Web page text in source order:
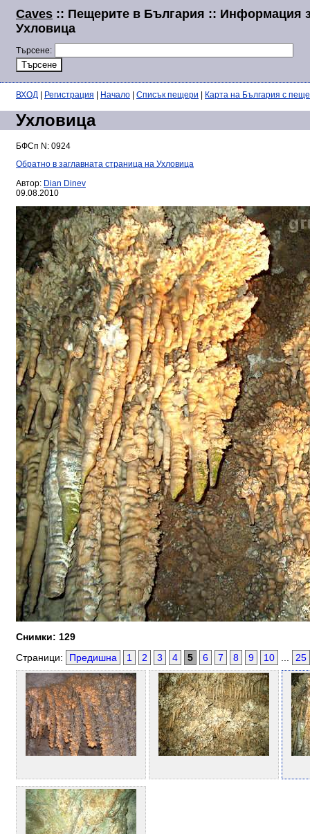
Caves :: Пещерите в България :: Информация
Ухловица
Търсене:
ВХОД Регистрация Начало Списък пещери Карта на България с
Ухловица
БФСп N: 0924
Обратно в заглавната страница на Ухловица
Автор: Dian Dinev
09.08.2010
Снимки: 129
Страници:
Предишна 1 2 3 4 5 6 7 8 9 10 25